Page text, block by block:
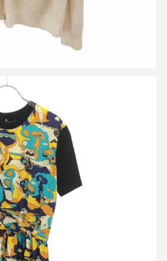
ントシルクワンピース
15,000円
く見る